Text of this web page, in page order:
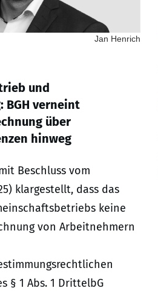
Jan Henrich
und
verneint
über
hinweg
Beschluss vom
klargestellt, dass das
keine
von Arbeitnehmern
§ 1 Abs. 1 DrittelbG